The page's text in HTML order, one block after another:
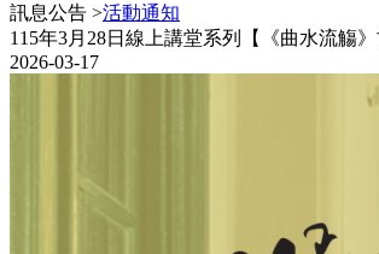
訊息公告 >活動通知
115年3月28日線上講堂系列【《曲水流觴
2026-03-17